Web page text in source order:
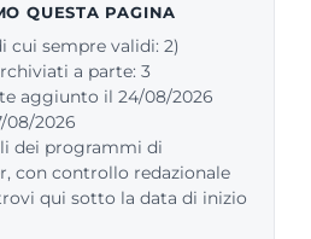
QUESTA PAGINA
cui sempre validi: 2)
a parte: 3
aggiunto il 24/08/2026
08/2026
dei programmi di
con controllo redazionale
qui sotto la data di inizio